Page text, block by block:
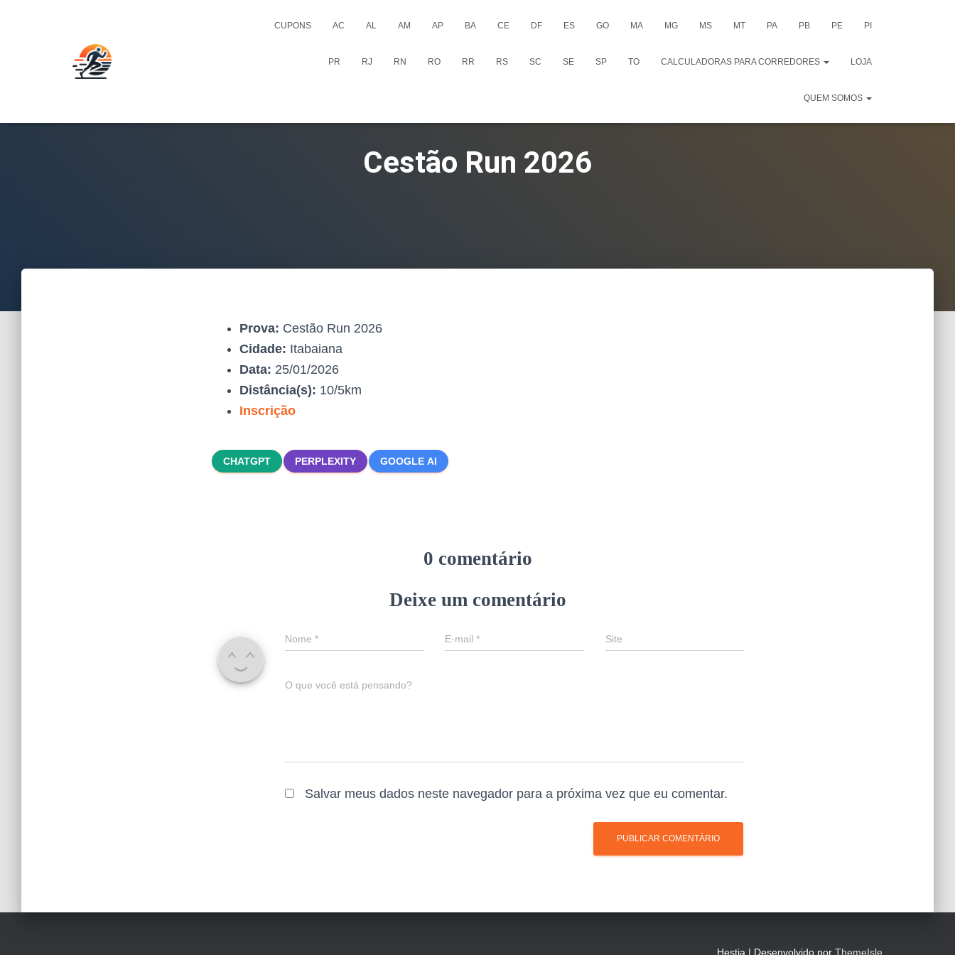
CUPONS AC AL AM AP BA CE DF ES GO MA MG MS MT PA PB PE PI
PR RJ RN RO RR RS SC SE SP TO CALCULADORAS PARA CORREDORES LOJA
QUEM SOMOS
Cestão Run 2026
Prova: Cestão Run 2026
Cidade: Itabaiana
Data: 25/01/2026
Distância(s): 10/5km
Inscrição
CHATGPT PERPLEXITY GOOGLE AI
0 comentário
Deixe um comentário
Nome * E-mail* Site
O que você está pensando?
Salvar meus dados neste navegador para a próxima vez que eu comentar.
Hestia | Desenvolvido por ThemeIsle